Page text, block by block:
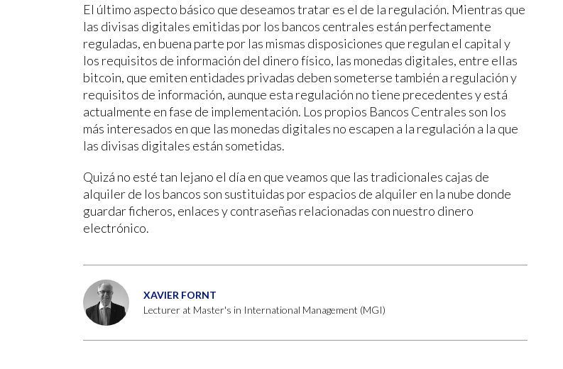
El último aspecto básico que deseamos tratar es el de la regulación. Mientras que
las divisas digitales emitidas por los bancos centrales están perfectamente
reguladas, en buena parte por las mismas disposiciones que regulan el capital y
los requisitos de información del dinero físico, las monedas digitales, entre ellas
bitcoin, que emiten entidades privadas deben someterse también a regulación y
requisitos de información, aunque esta regulación no tiene precedentes y está
actualmente en fase de implementación. Los propios Bancos Centrales son los
más interesados en que las monedas digitales no escapen a la regulación a la que
las divisas digitales están sometidas.
Quizá no esté tan lejano el día en que veamos que las tradicionales cajas de
alquiler de los bancos son sustituidas por espacios de alquiler en la nube donde
guardar ficheros, enlaces y contraseñas relacionadas con nuestro dinero
electrónico.
XAVIER FORNT
Lecturer at Master's in International Management (MGI)